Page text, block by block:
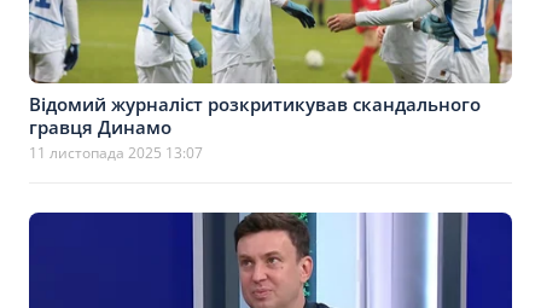
Відомий журналіст розкритикував скандального
гравця Динамо
11 листопада 2025 13:07